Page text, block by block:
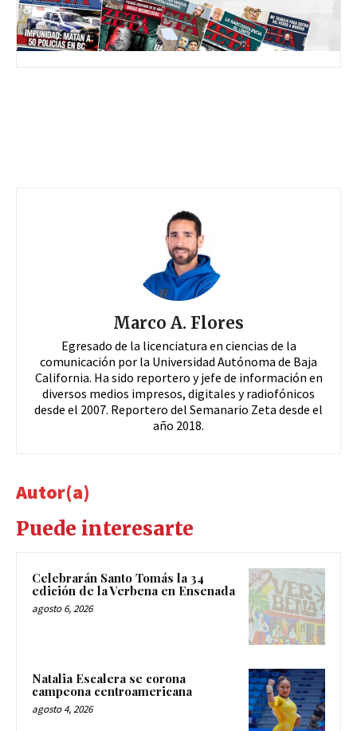
Marco A. Flores
Egresado de la licenciatura en ciencias de la
comunicación por la Universidad Autónoma de Baja
California. Ha sido reportero y jefe de información en
diversos medios impresos, digitales y radiofónicos
desde el 2007. Reportero del Semanario Zeta desde el
año 2018.
Autor(a)
Puede interesarte
Celebrarán Santo Tomás la 34
edición de la Verbena en Ensenada
agosto 6, 2026
Natalia Escalera se corona
campeona centroamericana
agosto 4, 2026